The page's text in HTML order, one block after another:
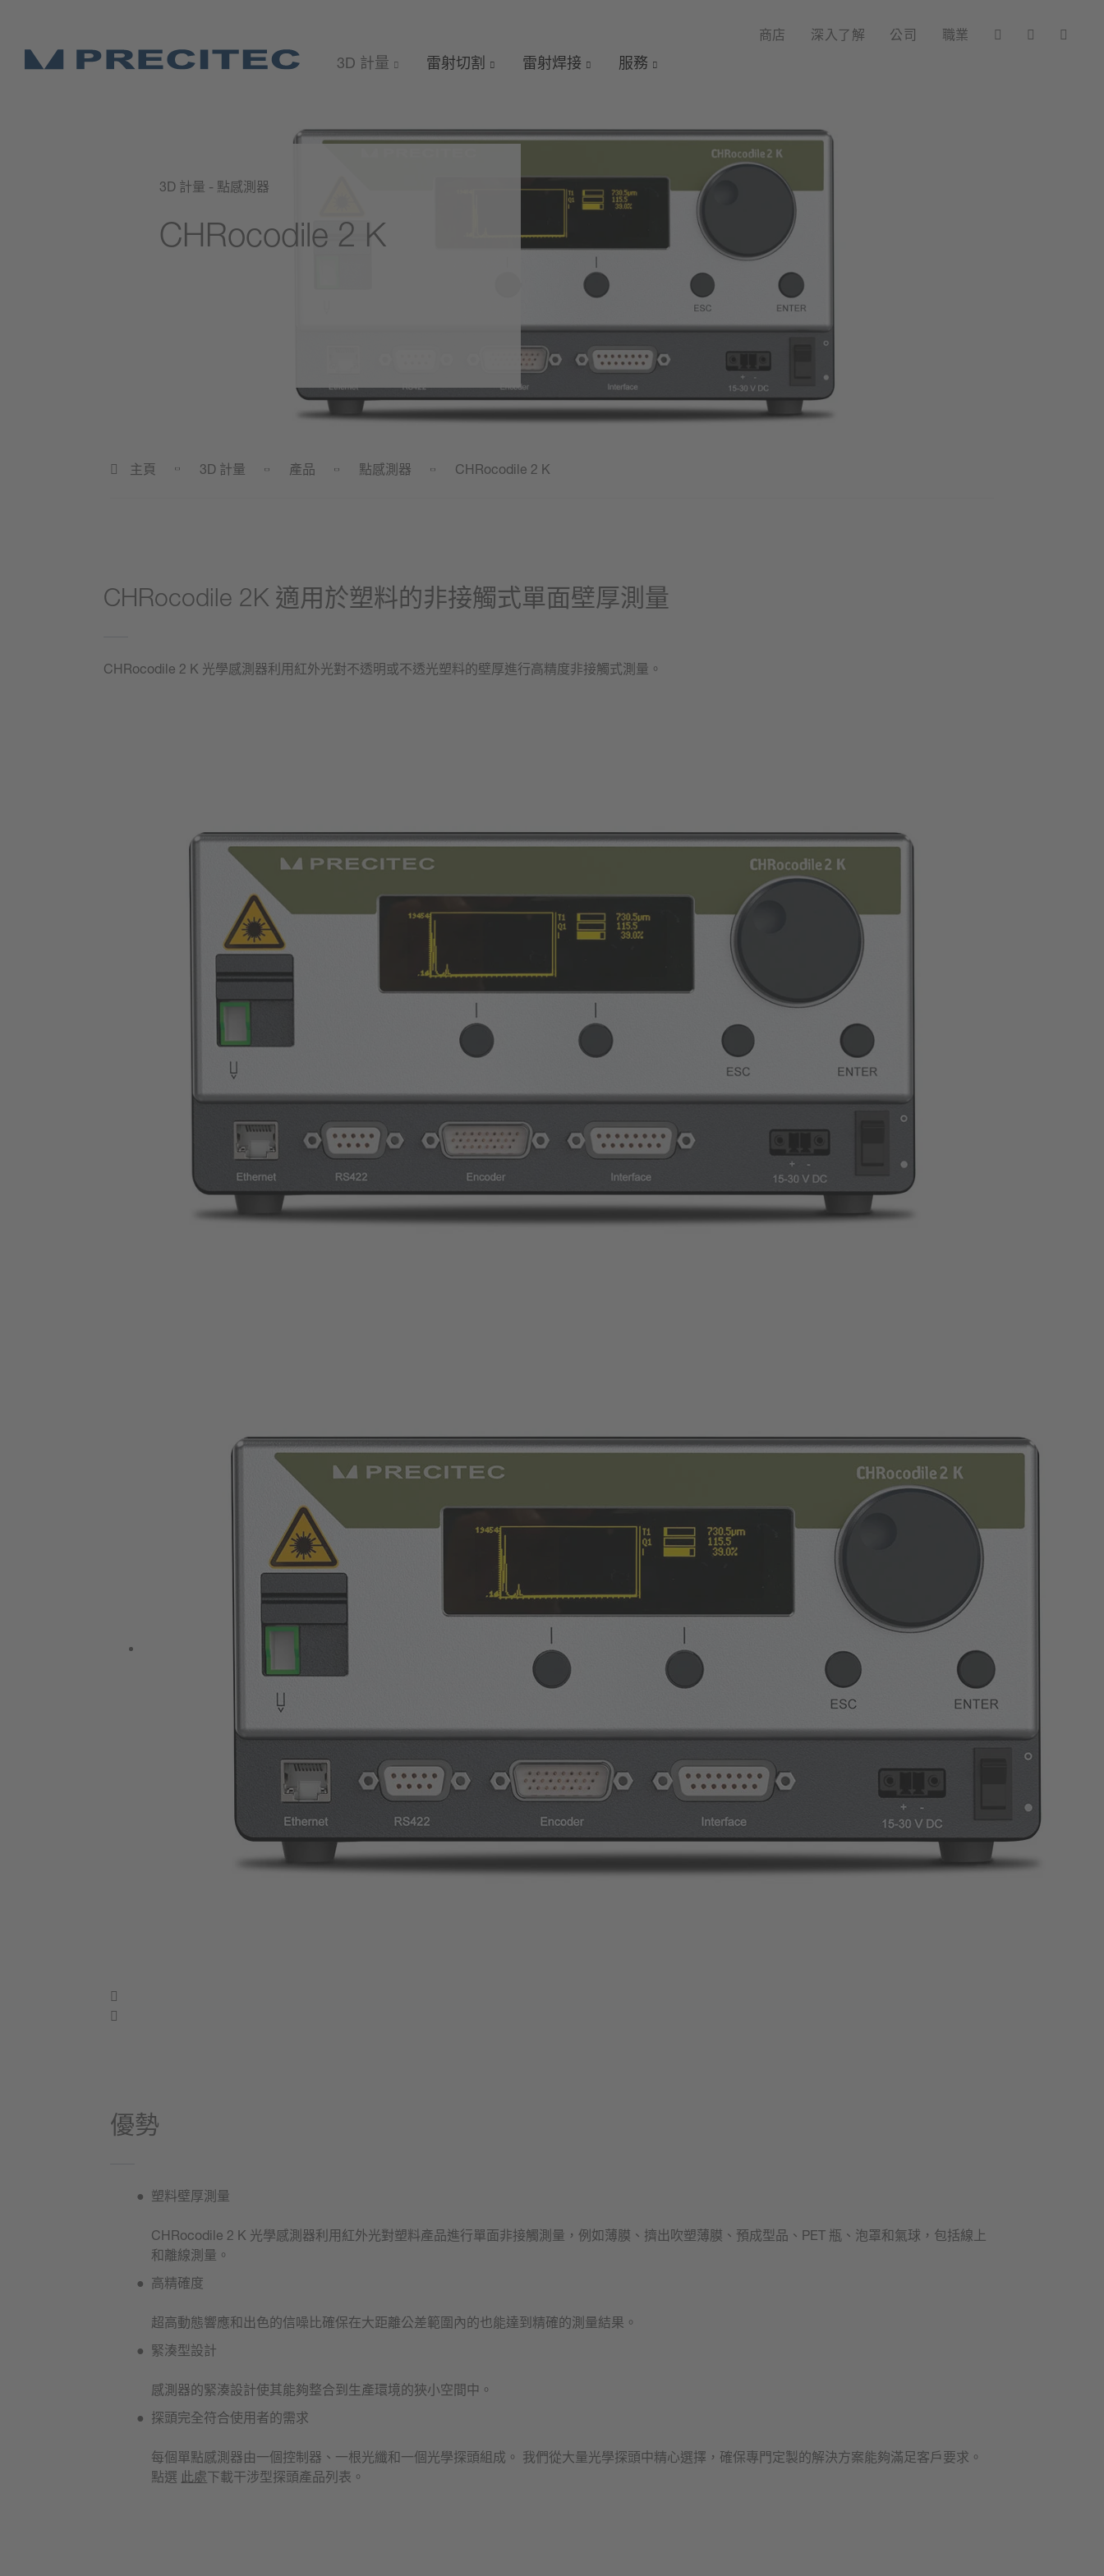
商店 深入了解 公司 職業
3D 計量 雷射切割 雷射焊接 服務
3D 計量 - 點感測器
CHRocodile 2 K
主頁 3D 計量 產品 點感測器 CHRocodile 2 K
CHRocodile 2K 適用於塑料的非接觸式單面壁厚測量
CHRocodile 2 K 光學感測器利用紅外光對不透明或不透光塑料的壁厚進行高精度非接觸式測量。
優勢
塑料壁厚測量
CHRocodile 2 K 光學感測器利用紅外光對塑料產品進行單面非接觸測量，例如薄膜、擠出吹塑薄膜、預成型品、PET 瓶、泡罩和氣球，包括線上
和離線測量。
高精確度
超高動態響應和出色的信噪比確保在大距離公差範圍內的也能達到精確的測量結果。
緊湊型設計
感測器的緊湊設計使其能夠整合到生產環境的狹小空間中。
探頭完全符合使用者的需求
每個單點感測器由一個控制器、一根光纖和一個光學探頭組成。 我們從大量光學探頭中精心選擇，確保專門定製的解決方案能夠滿足客戶要求。
點選 此處下載干涉型探頭產品列表。